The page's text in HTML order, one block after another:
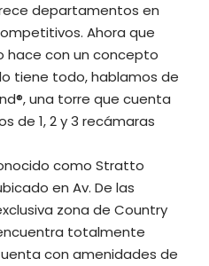
departamentos en
Ahora que
hace con un concepto
tiene todo, hablamos de
una torre que cuenta
de 1, 2 y 3 recámaras
como Stratto
en Av. De las
zona de Country
totalmente
con amenidades de